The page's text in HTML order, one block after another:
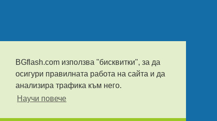
BGflash.com използва "бисквитки", за да
осигури правилната работа на сайта и да
анализира трафика към него.
Научи повече